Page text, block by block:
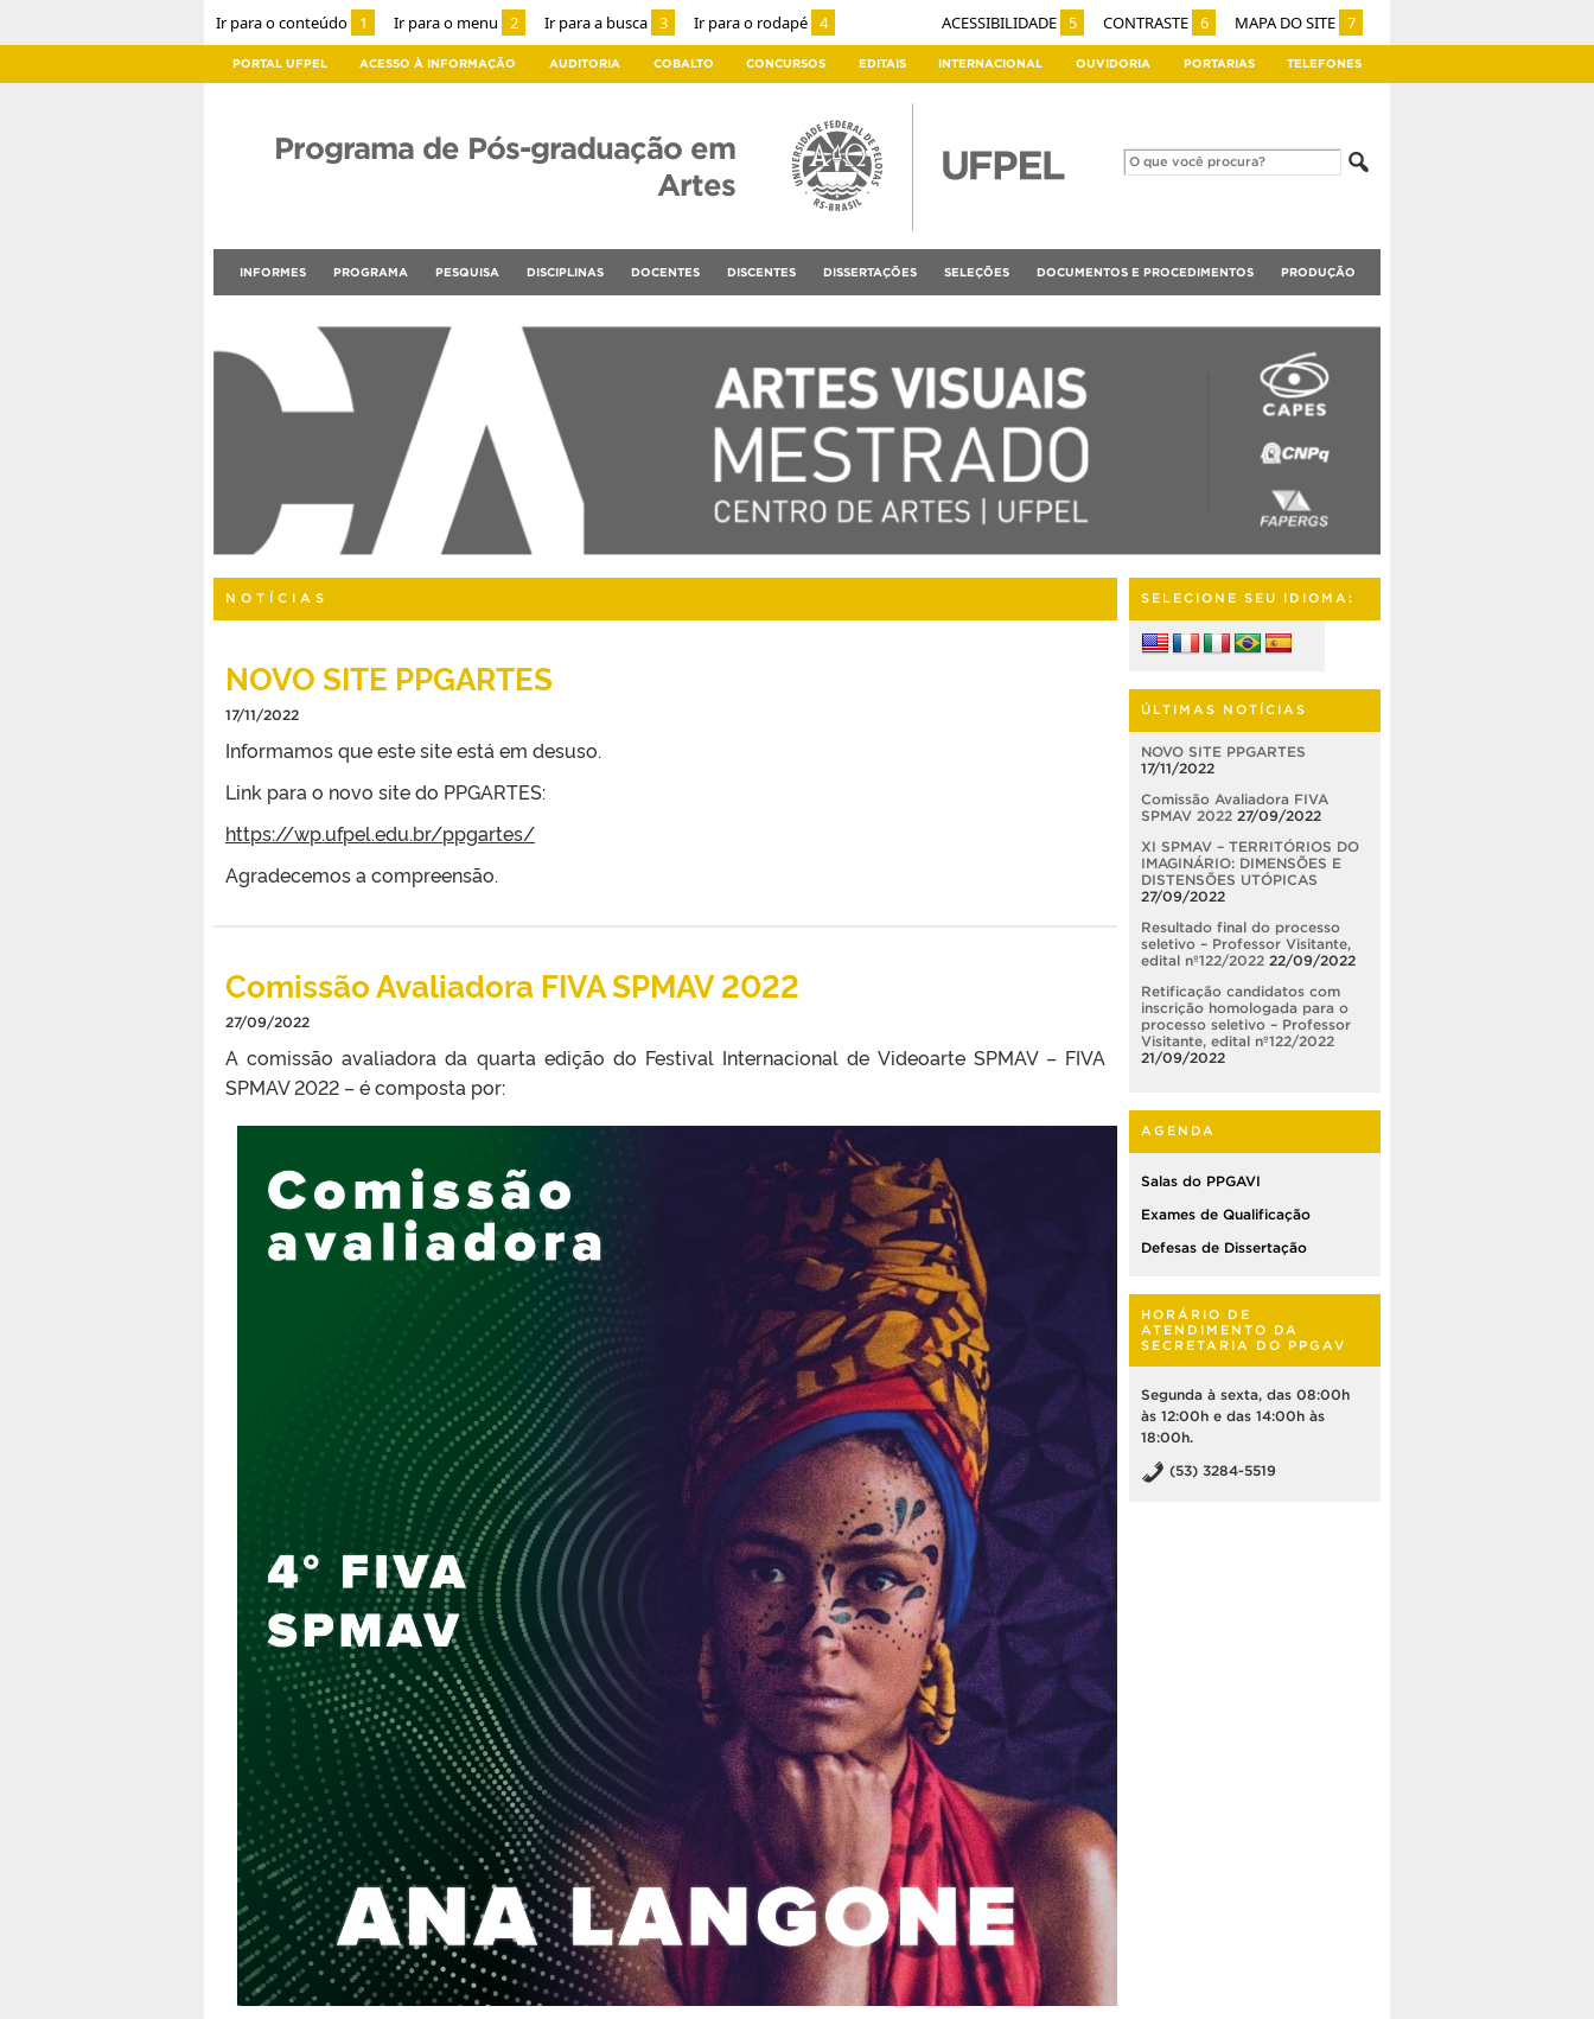
Ir para o conteúdo 1 Ir para o menu 2 Ir para a busca 3 Ir para o rodapé 4 ACESSIBILIDADE 5 CONTRASTE 6 MAPA DO SITE 7
PORTAL UFPEL ACESSO À INFORMAÇÃO AUDITORIA COBALTO CONCURSOS EDITAIS INTERNACIONAL OUVIDORIA PORTARIAS TELEFONES
Programa de Pós-graduação em
Artes
INFORMES PROGRAMA PESQUISA DISCIPLINAS DOCENTES DISCENTES DISSERTAÇÕES SELEÇÕES DOCUMENTOS E PROCEDIMENTOS PRODUÇÃO
NOTÍCIAS
NOVO SITE PPGARTES
17/11/2022
Informamos que este site está em desuso.
Link para o novo site do PPGARTES:
https://wp.ufpel.edu.br/ppgartes/
Agradecemos a compreensão.
Comissão Avaliadora FIVA SPMAV 2022
27/09/2022
A comissão avaliadora da quarta edição do Festival Internacional de Videoarte SPMAV – FIVA
SPMAV 2022 – é composta por:
SELECIONE SEU IDIOMA:
ÚLTIMAS NOTÍCIAS
NOVO SITE PPGARTES
17/11/2022
Comissão Avaliadora FIVA
SPMAV 2022 27/09/2022
XI SPMAV – TERRITÓRIOS DO
IMAGINÁRIO: DIMENSÕES E
DISTENSÕES UTÓPICAS
27/09/2022
Resultado final do processo
seletivo – Professor Visitante,
edital nº122/2022 22/09/2022
Retificação candidatos com
inscrição homologada para o
processo seletivo – Professor
Visitante, edital nº122/2022
21/09/2022
AGENDA
Salas do PPGAVI
Exames de Qualificação
Defesas de Dissertação
HORÁRIO DE
ATENDIMENTO DA
SECRETARIA DO PPGAV
Segunda à sexta, das 08:00h
às 12:00h e das 14:00h às
18:00h.
(53) 3284-5519